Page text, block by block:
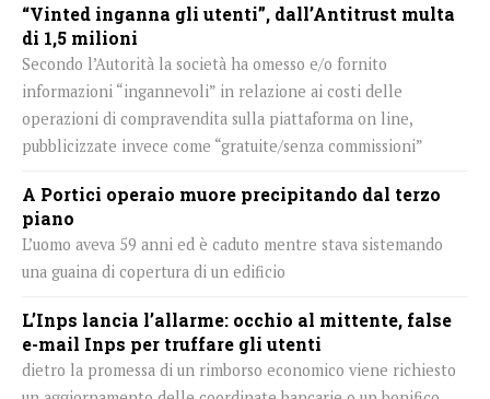
“Vinted inganna gli utenti”, dall’Antitrust multa
di 1,5 milioni
Secondo l’Autorità la società ha omesso e/o fornito
informazioni “ingannevoli” in relazione ai costi delle
operazioni di compravendita sulla piattaforma on line,
pubblicizzate invece come “gratuite/senza commissioni”
A Portici operaio muore precipitando dal terzo
piano
L’uomo aveva 59 anni ed è caduto mentre stava sistemando
una guaina di copertura di un edificio
L’Inps lancia l’allarme: occhio al mittente, false
e-mail Inps per truffare gli utenti
dietro la promessa di un rimborso economico viene richiesto